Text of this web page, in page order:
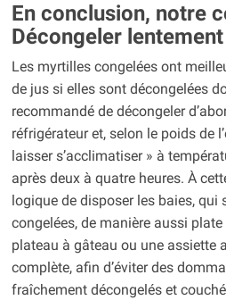
En conclusion, notre
Décongeler
Les myrtilles congelées ont
de jus si elles sont décongelées
recommandé de décongeler
réfrigérateur et, selon le poids de
laisser s’acclimatiser » à
après deux à quatre heures. À
logique de disposer les baies, qui
congelées, de manière aussi
plateau à gâteau ou une assiette
complète, afin d’éviter des
fraîchement décongelés et